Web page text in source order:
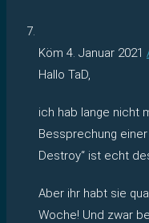
Köm 4. Januar 2021
Hallo TaD,
ich hab lange nicht
Bessprechung
Destroy“ ist echt
Aber ihr habt sie
Woche! Und zwar